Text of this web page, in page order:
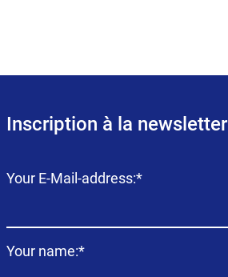
Inscription à la newsletter
Champ
Your E-Mail-address:*
Champ
Your name:*